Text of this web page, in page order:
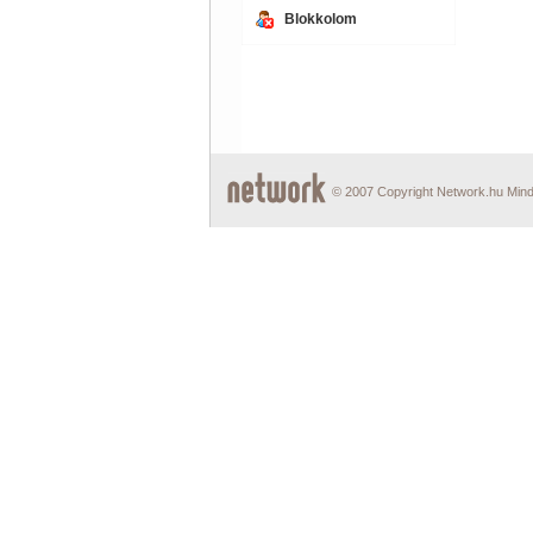
Blokkolom
© 2007 Copyright Network.hu